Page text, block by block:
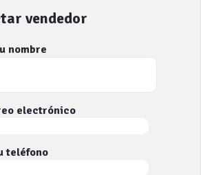
vendedor
nombre
electrónico
teléfono